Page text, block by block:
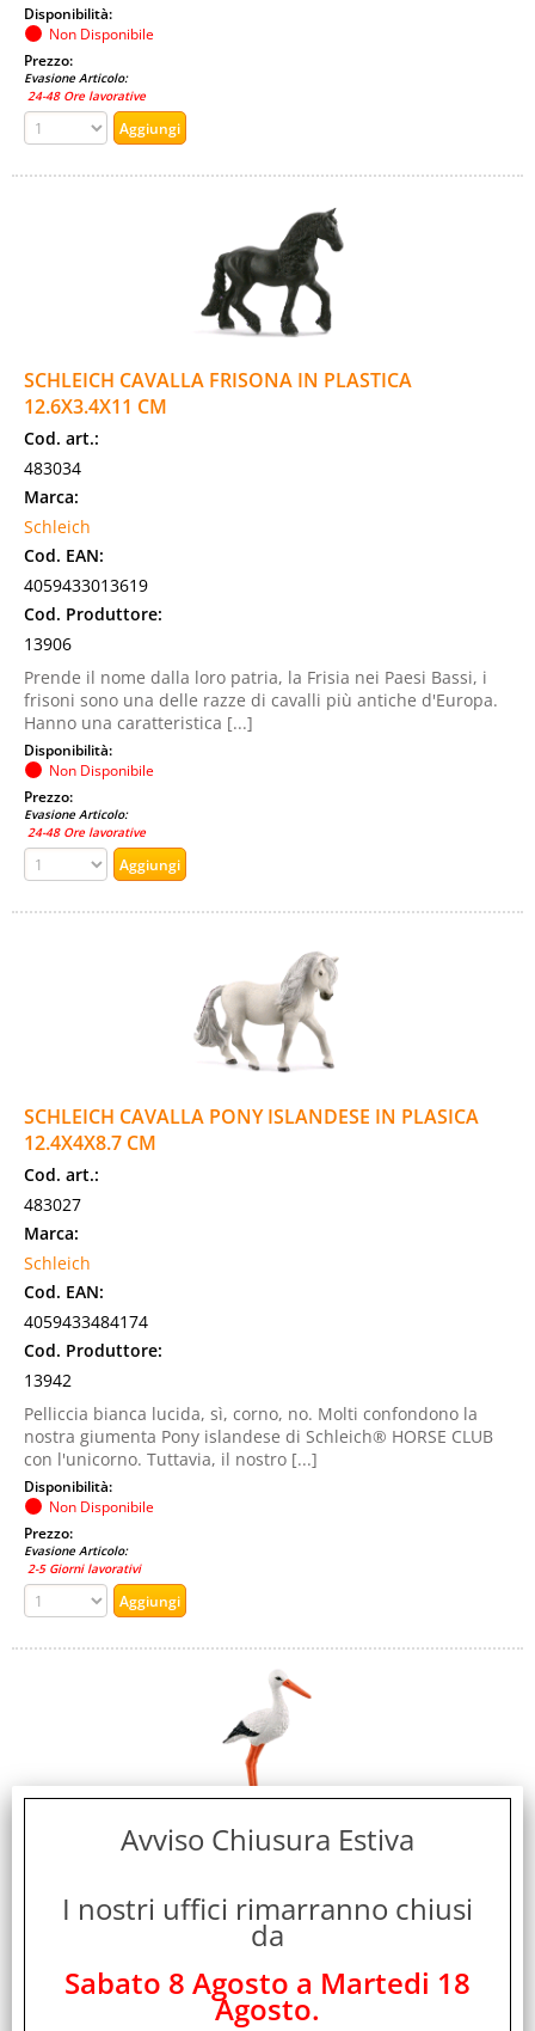
Disponibilità:
Non Disponibile
Prezzo:
Evasione Articolo:
24-48 Ore lavorative
SCHLEICH CAVALLA FRISONA IN PLASTICA
12.6X3.4X11 CM
Cod. art.:
483034
Marca:
Schleich
Cod. EAN:
4059433013619
Cod. Produttore:
13906
Prende il nome dalla loro patria, la Frisia nei Paesi Bassi, i
frisoni sono una delle razze di cavalli più antiche d'Europa.
Hanno una caratteristica [...]
Disponibilità:
Non Disponibile
Prezzo:
Evasione Articolo:
24-48 Ore lavorative
SCHLEICH CAVALLA PONY ISLANDESE IN PLASICA
12.4X4X8.7 CM
Cod. art.:
483027
Marca:
Schleich
Cod. EAN:
4059433484174
Cod. Produttore:
13942
Pelliccia bianca lucida, sì, corno, no. Molti confondono la
nostra giumenta Pony islandese di Schleich® HORSE CLUB
con l'unicorno. Tuttavia, il nostro [...]
Disponibilità:
Non Disponibile
Prezzo:
Evasione Articolo:
2-5 Giorni lavorativi
SCHLEICH CICOGNA IN PLASTICA 5.8X2.6X8.9 CM
483036
Schleich
Cod. EAN:
Avviso Chiusura Estiva
I nostri uffici rimarranno chiusi
da
Sabato 8 Agosto a Martedi 18
Agosto.